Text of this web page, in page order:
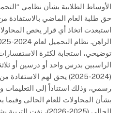
الأوساط الطلابية بشأن نظامي
حق طلبة العام الماضي بالاستفادة
استبعدت اتخاذ أي قرار يخص
توضيحي، استجابة لكثرة الاستفسارات
الراسبين بدرس واحد أو درسين أو
(2024-2025) يحق لهم
رسمي، وذلك استناداً إلى التعليمات
بشأن المحاولات للعام الحالي